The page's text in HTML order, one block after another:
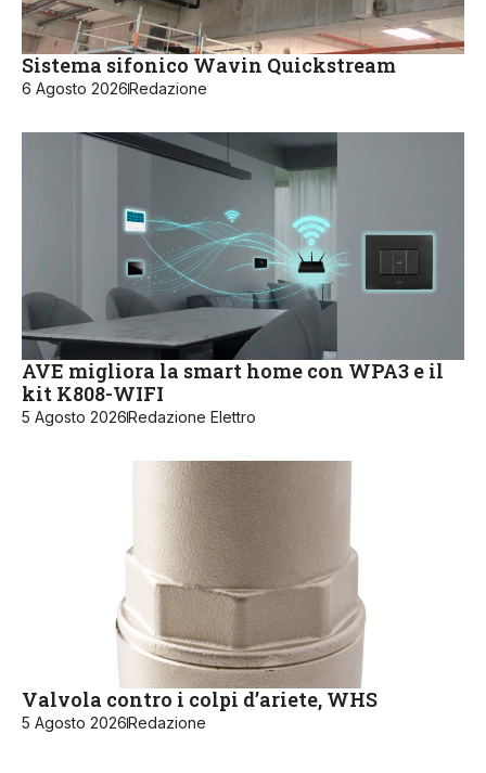
Sistema sifonico Wavin Quickstream
6 Agosto 2026Redazione
AVE migliora la smart home con WPA3 e il
kit K808-WIFI
5 Agosto 2026Redazione Elettro
Valvola contro i colpi d’ariete, WHS
5 Agosto 2026Redazione